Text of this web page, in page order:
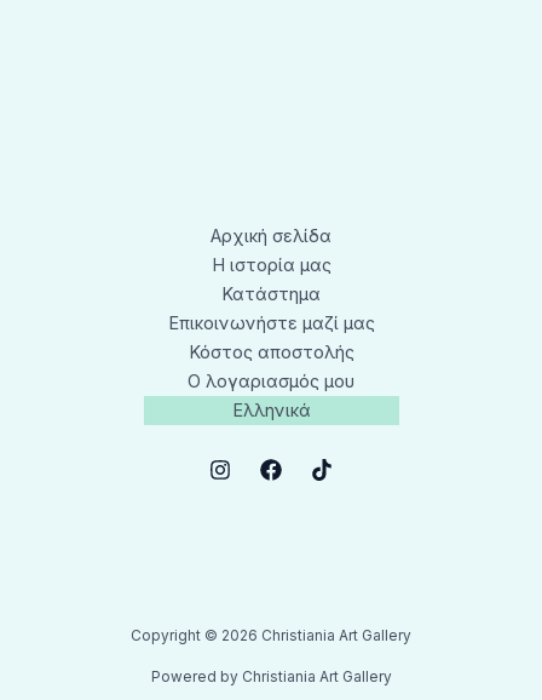
Αρχική σελίδα
Η ιστορία μας
Κατάστημα
Επικοινωνήστε μαζί μας
Κόστος αποστολής
Ο λογαριασμός μου
Ελληνικά
Copyright © 2026 Christiania Art Gallery
Powered by Christiania Art Gallery